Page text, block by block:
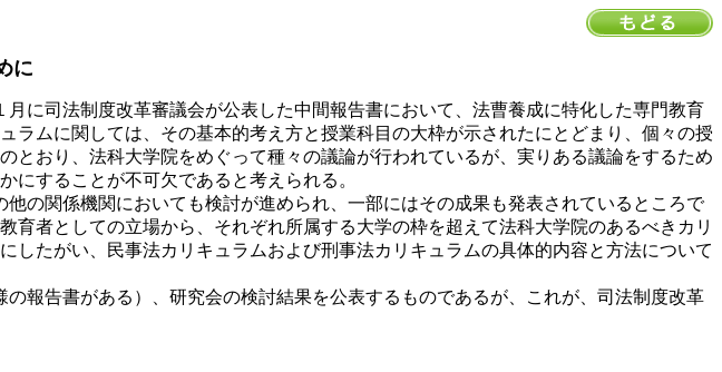
に
に司法制度改革審議会が公表した中間報告書において、法曹養成に特化した専門教育
ムに関しては、その基本的考え方と授業科目の大枠が示されたにとどまり、個々の授
おり、法科大学院をめぐって種々の議論が行われているが、実りある議論をするため
にすることが不可欠であると考えられる。
の関係機関においても検討が進められ、一部にはその成果も発表されているところで
者としての立場から、それぞれ所属する大学の枠を超えて法科大学院のあるべきカリ
たがい、民事法カリキュラムおよび刑事法カリキュラムの具体的内容と方法について
報告書がある）、研究会の検討結果を公表するものであるが、これが、司法制度改革